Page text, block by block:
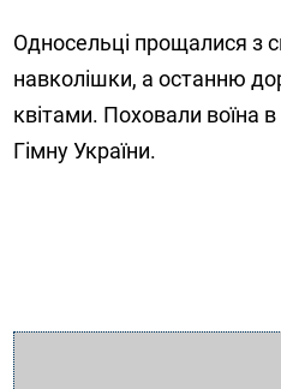
Односельці прощалися з
навколішки, а останню
квітами. Поховали воїна в
Гімну України.